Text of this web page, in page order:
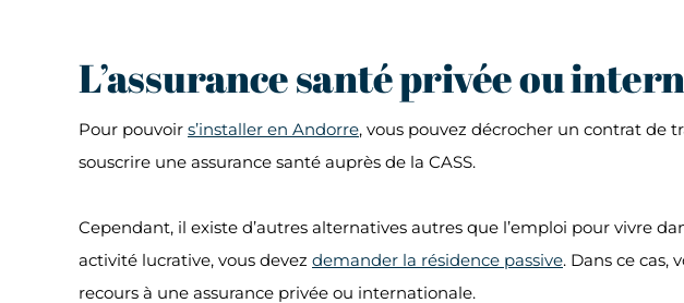
L’assurance santé privée ou
Pour pouvoir s’installer en Andorre, vous pouvez décrocher un contrat de
souscrire une assurance santé auprès de la CASS.
Cependant, il existe d’autres alternatives autres que l’emploi pour vivre
activité lucrative, vous devez demander la résidence passive. Dans ce cas,
recours à une assurance privée ou internationale.